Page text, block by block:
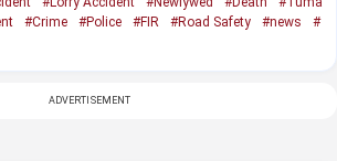
#Crime #Police #FIR #Road Safety #news
#
ADVERTISEMENT